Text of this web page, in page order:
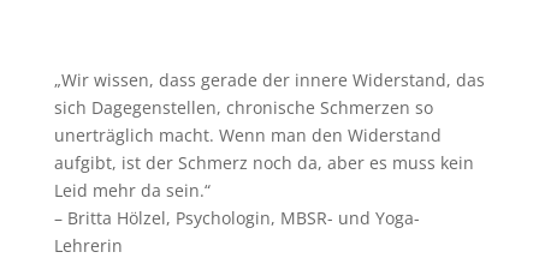
„Wir wissen, dass gerade der innere Widerstand, das
sich Dagegenstellen, chronische Schmerzen so
unerträglich macht. Wenn man den Widerstand
aufgibt, ist der Schmerz noch da, aber es muss kein
Leid mehr da sein.“
– Britta Hölzel, Psychologin, MBSR- und Yoga-
Lehrerin